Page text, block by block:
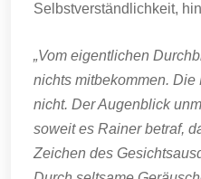
Selbstverständlichkeit,
„Vom eigentlichen
nichts mitbekommen.
nicht. Der Augenblick
soweit es Rainer betraf,
Zeichen des